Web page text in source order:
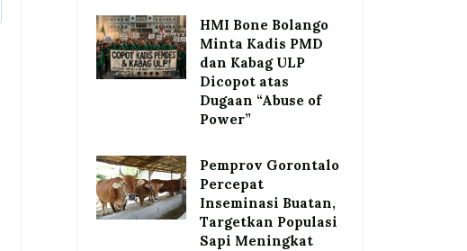
HMI Bone Bolango
Minta Kadis PMD
dan Kabag ULP
Dicopot atas
Dugaan “Abuse of
Power”
Pemprov Gorontalo
Percepat
Inseminasi Buatan,
Targetkan Populasi
Sapi Meningkat